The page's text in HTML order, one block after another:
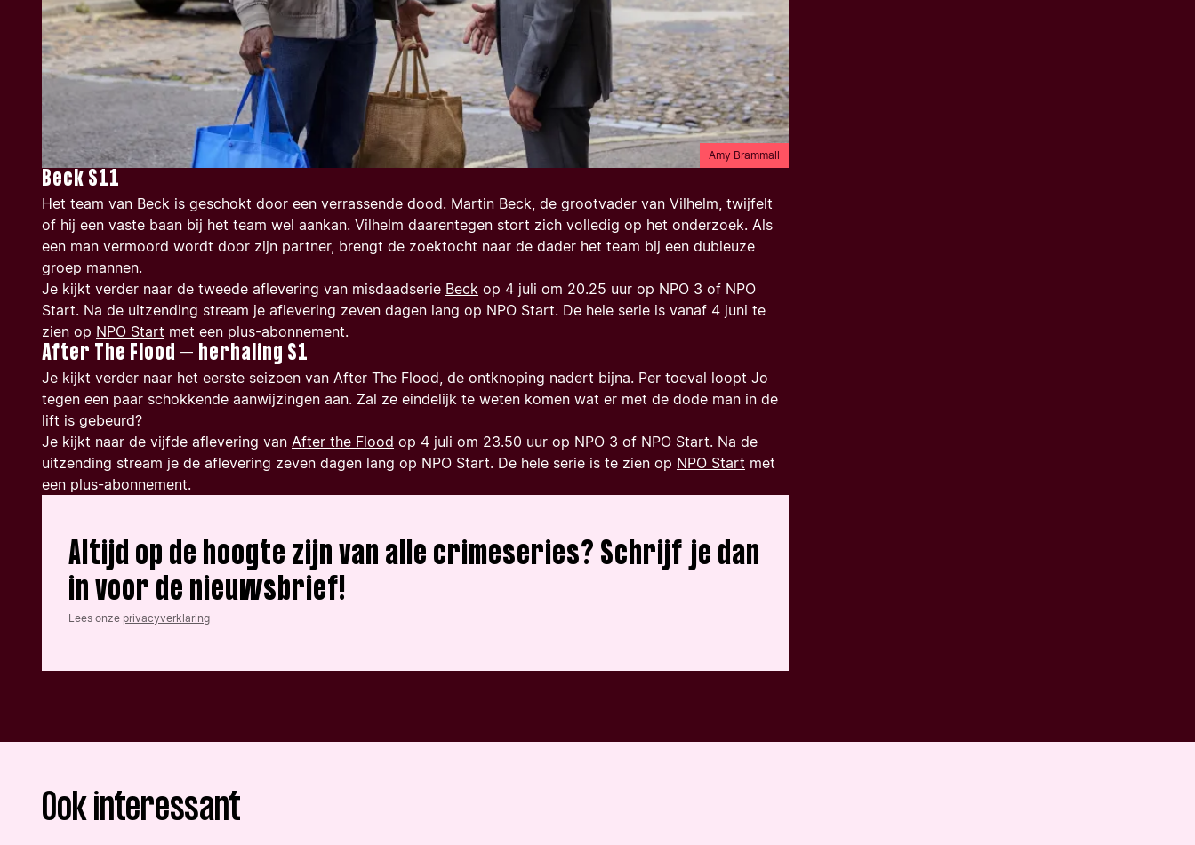
Amy Brammall
Beck S11
Het team van Beck is geschokt door een verrassende dood. Martin Beck, de grootvader van Vilhelm, twijfelt
of hij een vaste baan bij het team wel aankan. Vilhelm daarentegen stort zich volledig op het onderzoek. Als
een man vermoord wordt door zijn partner, brengt de zoektocht naar de dader het team bij een dubieuze
groep mannen.
Je kijkt verder naar de tweede aflevering van misdaadserie Beck op 4 juli om 20.25 uur op NPO 3 of NPO
Start. Na de uitzending stream je aflevering zeven dagen lang op NPO Start. De hele serie is vanaf 4 juni te
zien op NPO Start met een plus-abonnement.
After The Flood – herhaling S1
Je kijkt verder naar het eerste seizoen van After The Flood, de ontknoping nadert bijna. Per toeval loopt Jo
tegen een paar schokkende aanwijzingen aan. Zal ze eindelijk te weten komen wat er met de dode man in de
lift is gebeurd?
Je kijkt naar de vijfde aflevering van After the Flood op 4 juli om 23.50 uur op NPO 3 of NPO Start. Na de
uitzending stream je de aflevering zeven dagen lang op NPO Start. De hele serie is te zien op NPO Start met
een plus-abonnement.
Altijd op de hoogte zijn van alle crimeseries? Schrijf je dan
in voor de nieuwsbrief!
Lees onze privacyverklaring
Ook interessant